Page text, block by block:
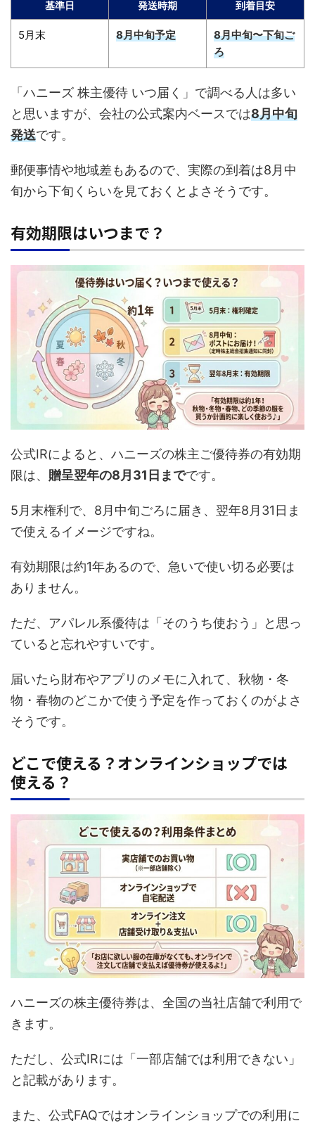
基準日 発送時期 到着目安
5月末 8月中旬予定
8月中旬〜下旬ご
ろ
「ハニーズ 株主優待 いつ届く」で調べる人は多い
と思いますが、会社の公式案内ベースでは8月中旬
発送です。
郵便事情や地域差もあるので、実際の到着は8月中
旬から下旬くらいを見ておくとよさそうです。
有効期限はいつまで？
公式IRによると、ハニーズの株主ご優待券の有効期
限は、 贈呈翌年の8月31日までです。
5月末権利で、8月中旬ごろに届き、翌年8月31日ま
で使えるイメージですね。
有効期限は約1年あるので、急いで使い切る必要は
ありません。
ただ、アパレル系優待は「そのうち使おう」と思っ
ていると忘れやすいです。
届いたら財布やアプリのメモに入れて、秋物・冬
物・春物のどこかで使う予定を作っておくのがよさ
そうです。
どこで使える？オンラインショップでは
使える？
ハニーズの株主優待券は、全国の当社店舗で利用で
きます。
ただし、公式IRには「一部店舗では利用できない」
と記載があります。
また、公式FAQではオンラインショップでの利用に